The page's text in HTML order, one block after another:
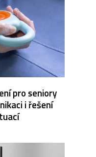
pro seniory
i řešení